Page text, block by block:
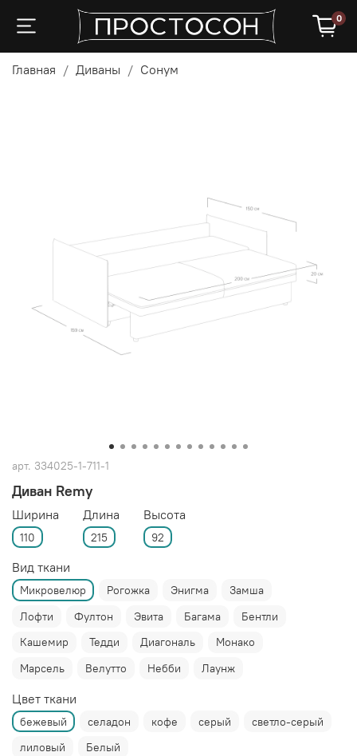
0
Главная Диваны Сонум
арт. 334025-1-711-1
Диван Remy
Ширина
110
Длина
215
Высота
92
Вид ткани
Микровелюр Рогожка Энигма
Замша
Лофти
Фултон Эвита Багама
Бентли
Кашемир
Тедди Диагональ
Монако
Марсель
Велутто Небби Лаунж
Цвет ткани
бежевый селадон кофе серый
светло-серый
лиловый
Белый